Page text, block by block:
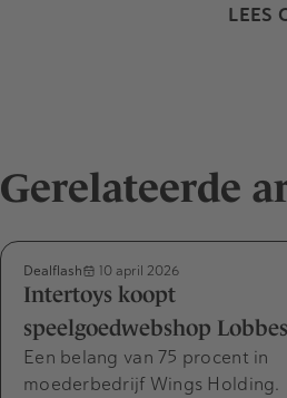
LEES
Gerelateerde
Dealflash 10 april 2026
Intertoys koopt
speelgoedwebshop
Een belang van 75 procent in
moederbedrijf Wings Holding.